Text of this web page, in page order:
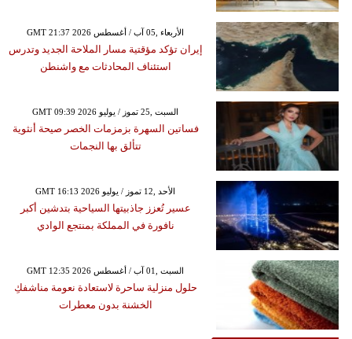
GMT 21:37 2026 الأربعاء ,05 آب / أغسطس
إيران تؤكد مؤقتية مسار الملاحة الجديد وتدرس
استئناف المحادثات مع واشنطن
GMT 09:39 2026 السبت ,25 تموز / يوليو
فساتين السهرة بزمزمات الخصر صيحة أنثوية
تتألق بها النجمات
GMT 16:13 2026 الأحد ,12 تموز / يوليو
عسير تُعزز جاذبيتها السياحية بتدشين أكبر
نافورة في المملكة بمنتجع الوادي
GMT 12:35 2026 السبت ,01 آب / أغسطس
حلول منزلية ساحرة لاستعادة نعومة مناشفكِ
الخشنة بدون معطرات